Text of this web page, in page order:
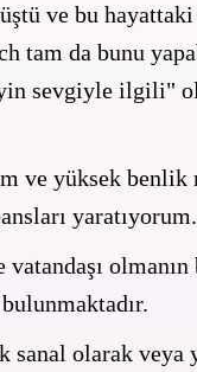
ve bu
tam da bunu
sevgiyle ilgili"
ve yüksek
sanal olarak